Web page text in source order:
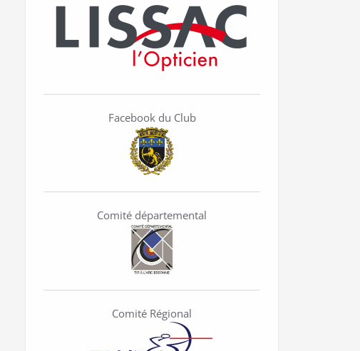
Facebook du Club
Comité départemental
Comité Régional